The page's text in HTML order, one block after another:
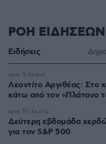
ΡΟΗ ΕΙΔΗΣΕΩΝ
Ειδήσεις
Λεοντίτο Αργιθέας: Στο
κάτω από τον «Πλάτανο
πριν 9 λεπτά
Δεύτερη εβδομάδα
για τον S&P 500
πριν 10 λεπτά